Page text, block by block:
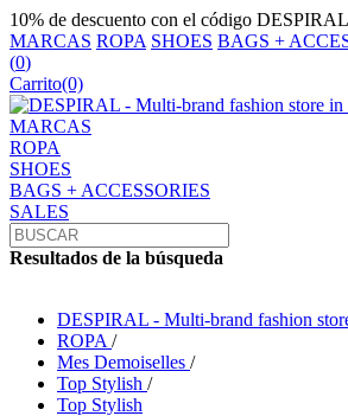
10% de descuento con el código DESPIRAL
MARCAS ROPA SHOES BAGS +
(0)
Carrito(0)
MARCAS
ROPA
SHOES
BAGS + ACCESSORIES
SALES
Resultados de la búsqueda
DESPIRAL - Multi-brand fashion
ROPA /
Mes Demoiselles /
Top Stylish /
Top Stylish